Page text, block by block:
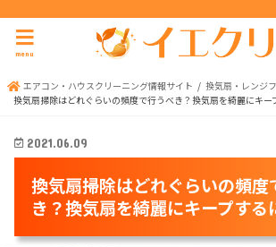
menu
エアコン・ハウスクリーニング情報サイト
換気扇・レンジ
換気扇掃除はどれぐらいの頻度で行うべき？換気扇を綺麗にキー
2021.06.09
換気扇掃除はどれぐらいの頻度
き？換気扇を綺麗にキープする